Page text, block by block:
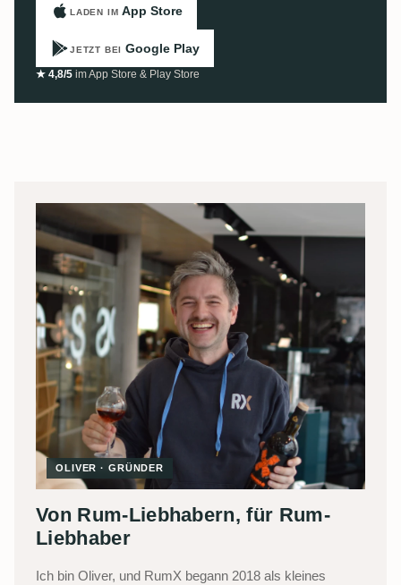
LADEN IM App Store
JETZT BEI Google Play
★ 4,8/5 im App Store & Play Store
OLIVER · GRÜNDER
Von Rum-Liebhabern, für Rum-
Liebhaber
Ich bin Oliver, und RumX begann 2018 als kleines